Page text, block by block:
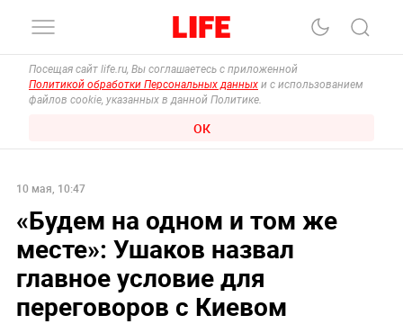
Посещая сайт life.ru, Вы соглашаетесь с приложенной
Политикой обработки Персональных данных и с использованием
файлов cookie, указанных в данной Политике.
ОК
10 мая, 10:47
«Будем на одном и том же
месте»: Ушаков назвал
главное условие для
переговоров с Киевом